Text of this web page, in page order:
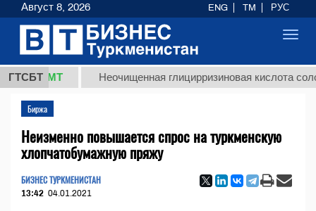
ГТСБТ
ТМТ Неочищенная глицирризиновая кислота
Биржа
Неизменно повышается спрос на туркменскую
хлопчатобумажную пряжу
БИЗНЕС ТУРКМЕНИСТАН
13:42 04.01.2021
Август 8, 2026 ENG TM РУС